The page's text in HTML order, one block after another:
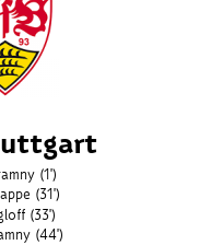
(1')
(31')
(33')
(44')